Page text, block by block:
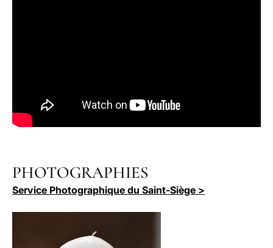
PHOTOGRAPHIES
Service Photographique du Saint-Siège >